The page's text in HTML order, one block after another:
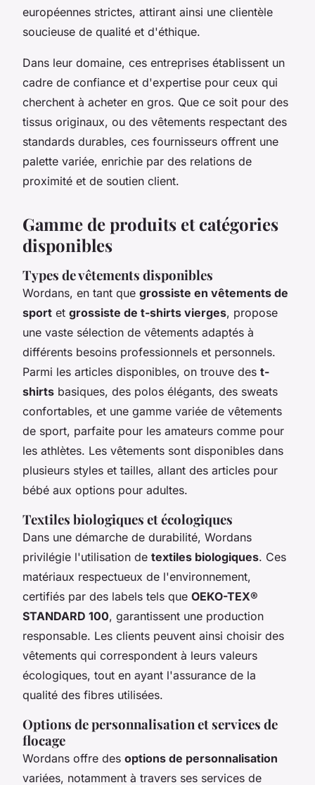
européennes strictes, attirant ainsi une clientèle
soucieuse de qualité et d'éthique.
Dans leur domaine, ces entreprises établissent un
cadre de confiance et d'expertise pour ceux qui
cherchent à acheter en gros. Que ce soit pour des
tissus originaux, ou des vêtements respectant des
standards durables, ces fournisseurs offrent une
palette variée, enrichie par des relations de
proximité et de soutien client.
Gamme de produits et catégories
disponibles
Types de vêtements disponibles
Wordans, en tant que grossiste en vêtements de
sport et grossiste de t-shirts vierges, propose
une vaste sélection de vêtements adaptés à
différents besoins professionnels et personnels.
Parmi les articles disponibles, on trouve des t-
shirts basiques, des polos élégants, des sweats
confortables, et une gamme variée de vêtements
de sport, parfaite pour les amateurs comme pour
les athlètes. Les vêtements sont disponibles dans
plusieurs styles et tailles, allant des articles pour
bébé aux options pour adultes.
Textiles biologiques et écologiques
Dans une démarche de durabilité, Wordans
privilégie l'utilisation de textiles biologiques. Ces
matériaux respectueux de l'environnement,
certifiés par des labels tels que OEKO-TEX®
STANDARD 100, garantissent une production
responsable. Les clients peuvent ainsi choisir des
vêtements qui correspondent à leurs valeurs
écologiques, tout en ayant l'assurance de la
qualité des fibres utilisées.
Options de personnalisation et services de
flocage
Wordans offre des options de personnalisation
variées, notamment à travers ses services de